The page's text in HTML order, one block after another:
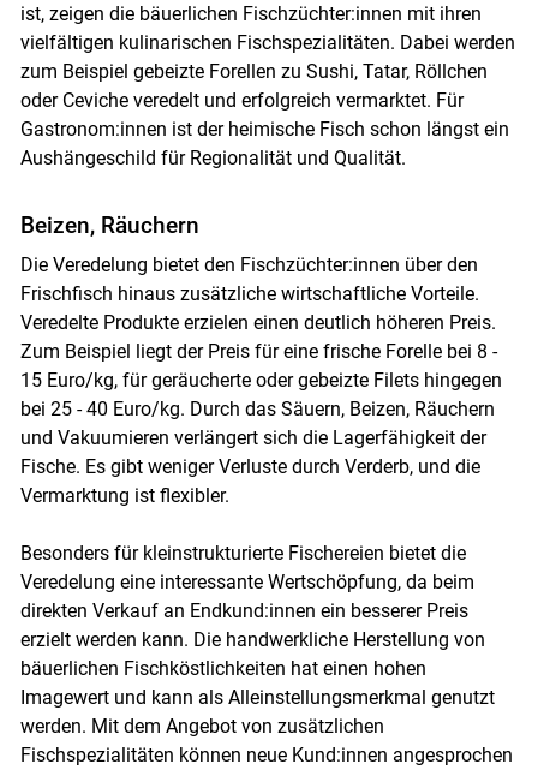
Skip to main content
ist, zeigen die bäuerlichen Fischzüchter:innen mit ihren
vielfältigen kulinarischen Fischspezialitäten. Dabei werden
zum Beispiel gebeizte Forellen zu Sushi, Tatar, Röllchen
oder Ceviche veredelt und erfolgreich vermarktet. Für
Gastronom:innen ist der heimische Fisch schon längst ein
Aushängeschild für Regionalität und Qualität.
Beizen, Räuchern
Die Veredelung bietet den Fischzüchter:innen über den
Frischfisch hinaus zusätzliche wirtschaftliche Vorteile.
Veredelte Produkte erzielen einen deutlich höheren Preis.
Zum Beispiel liegt der Preis für eine frische Forelle bei 8 -
15 Euro/​kg, für geräucherte oder gebeizte Filets hingegen
bei 25 - 40 Euro/​kg. Durch das Säuern, Beizen, Räuchern
und Vakuumieren verlängert sich die Lagerfähigkeit der
Fische. Es gibt weniger Verluste durch Verderb, und die
Vermarktung ist flexibler.
Besonders für kleinstrukturierte Fischereien bietet die
Veredelung eine interessante Wertschöpfung, da beim
direkten Verkauf an Endkund:innen ein besserer Preis
erzielt werden kann. Die handwerkliche Herstellung von
bäuerlichen Fischköstlichkeiten hat einen hohen
Imagewert und kann als Alleinstellungsmerkmal genutzt
werden. Mit dem Angebot von zusätzlichen
Fischspezialitäten können neue Kund:innen angesprochen